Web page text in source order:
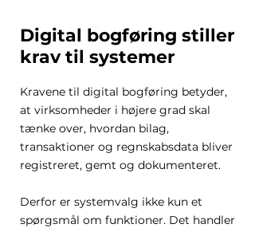
Digital bogføring stiller
krav til systemer
Kravene til digital bogføring betyder,
at virksomheder i højere grad skal
tænke over, hvordan bilag,
transaktioner og regnskabsdata bliver
registreret, gemt og dokumenteret.
Derfor er systemvalg ikke kun et
spørgsmål om funktioner. Det handler